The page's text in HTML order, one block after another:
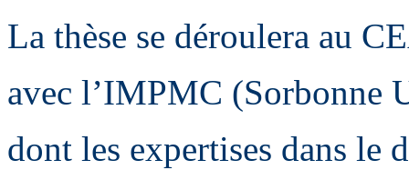
La thèse se déroulera au
avec l’IMPMC (Sorbonne
dont les expertises dans le